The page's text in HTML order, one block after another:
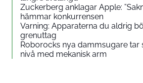
Zuckerberg anklagar Apple:
hämmar konkurrensen
Varning: Apparaterna du aldrig
grenuttag
Roborocks nya dammsugare tar
nivå med mekanisk arm